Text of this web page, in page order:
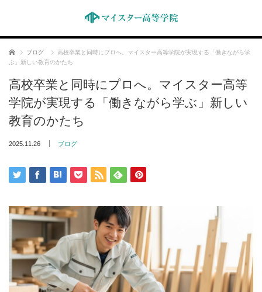
ホーム ブログ
高校卒業と同時にプロへ。マイスター高等学院が実現する「働きながら学
ぶ」新しい教育のかたち
高校卒業と同時にプロへ。マイスター高等
学院が実現する「働きながら学ぶ」新しい
教育のかたち
2025.11.26 ブログ